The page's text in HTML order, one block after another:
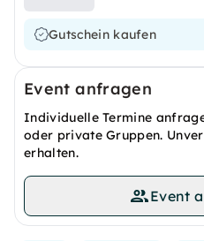
Gutschein kaufen
Event anfragen
Individuelle Termine
oder private Gruppen.
erhalten.
Event